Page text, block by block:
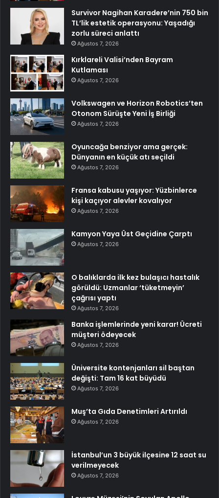
Survivor Nagihan Karadere’nin 750 bin
TL’lik estetik operasyonu: Yaşadığı
zorlu süreci anlattı
Ağustos 7, 2026
Kırklareli Valisi’nden Bayram
Kutlaması
Ağustos 7, 2026
Volkswagen ve Horizon Robotics’ten
Otonom Sürüşte Yeni İş Birliği
Ağustos 7, 2026
Oyuncağa benziyor ama gerçek:
Dünyanın en küçük atı seçildi
Ağustos 7, 2026
Fransa kabusu yaşıyor: Yüzbinlerce
kişi kaçıyor alevler kovalıyor
Ağustos 7, 2026
Kamyon Yaya Üst Geçidine Çarptı
Ağustos 7, 2026
O balıklarda ilk kez bulaşıcı hastalık
görüldü: Uzmanlar ‘tüketmeyin’
çağrısı yaptı
Ağustos 7, 2026
Banka işlemlerinde yeni karar! Ücreti
müşteri ödeyecek
Ağustos 7, 2026
Üniversite kontenjanları sil baştan
değişti: Tam 16 kat büyüdü
Ağustos 7, 2026
Muş’ta Gıda Denetimleri Artırıldı
Ağustos 7, 2026
İstanbul’un 3 büyük ilçesine 12 saat su
verilmeyecek
Ağustos 7, 2026